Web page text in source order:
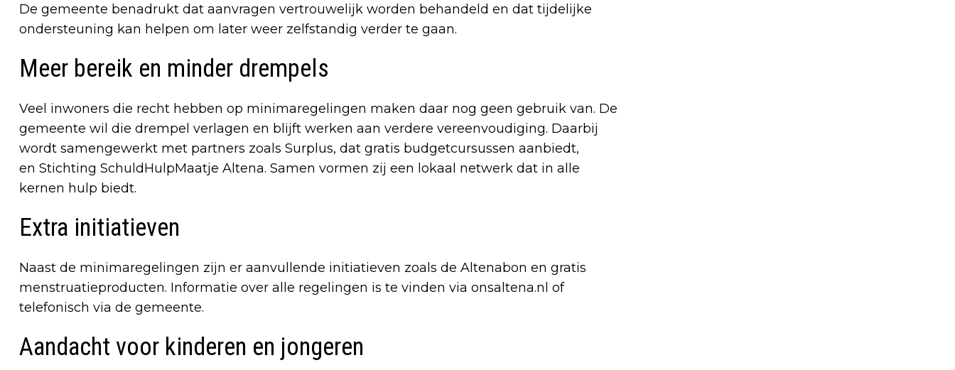
De gemeente benadrukt dat aanvragen vertrouwelijk worden behandeld en dat tijdelijke
ondersteuning kan helpen om later weer zelfstandig verder te gaan.
Meer bereik en minder drempels
Veel inwoners die recht hebben op minimaregelingen maken daar nog geen gebruik van. De
gemeente wil die drempel verlagen en blijft werken aan verdere vereenvoudiging. Daarbij
wordt samengewerkt met partners zoals Surplus, dat gratis budgetcursussen aanbiedt,
en Stichting SchuldHulpMaatje Altena. Samen vormen zij een lokaal netwerk dat in alle
kernen hulp biedt.
Extra initiatieven
Naast de minimaregelingen zijn er aanvullende initiatieven zoals de Altenabon en gratis
menstruatieproducten. Informatie over alle regelingen is te vinden via onsaltena.nl of
telefonisch via de gemeente.
Aandacht voor kinderen en jongeren